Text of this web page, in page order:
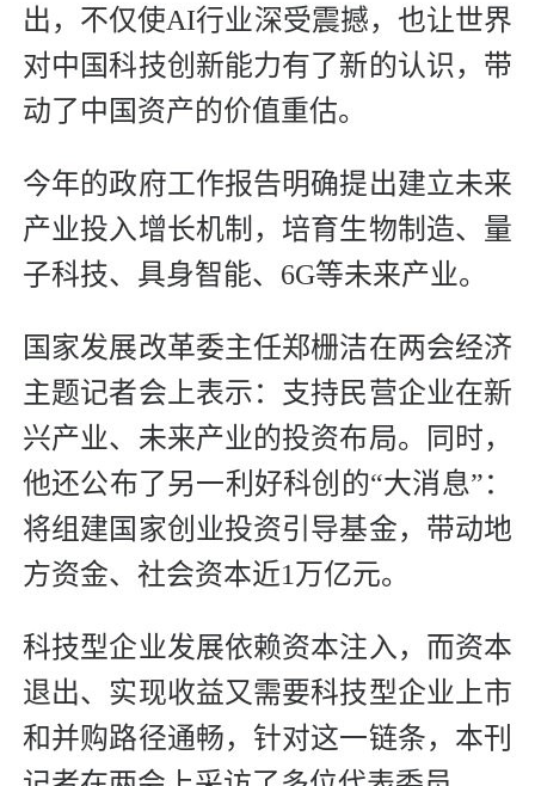
出，不仅使AI行业深受震撼，也让世界
对中国科技创新能力有了新的认识，带
动了中国资产的价值重估。
今年的政府工作报告明确提出建立未来
产业投入增长机制，培育生物制造、量
子科技、具身智能、6G等未来产业。
国家发展改革委主任郑栅洁在两会经济
主题记者会上表示：支持民营企业在新
兴产业、未来产业的投资布局。同时，
他还公布了另一利好科创的“大消息”：
将组建国家创业投资引导基金，带动地
方资金、社会资本近1万亿元。
科技型企业发展依赖资本注入，而资本
退出、实现收益又需要科技型企业上市
和并购路径通畅，针对这一链条，本刊